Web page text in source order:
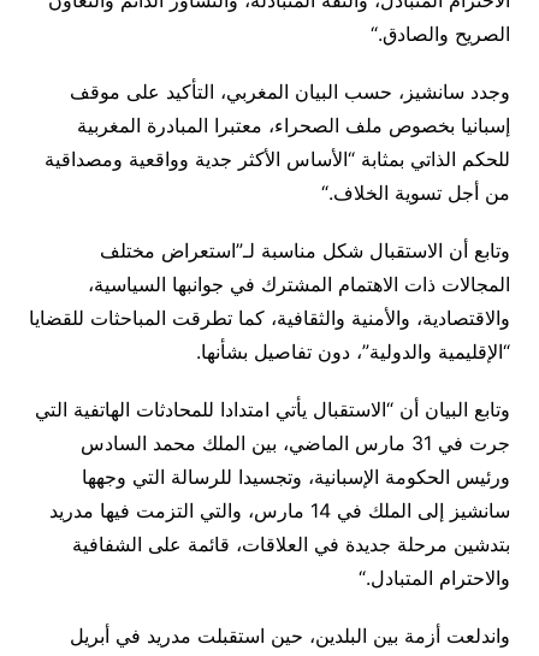
الصريح والصادق“.
وجدد سانشيز، حسب البيان المغربي، التأكيد على موقف
إسبانيا بخصوص ملف الصحراء، معتبرا المبادرة المغربية
للحكم الذاتي بمثابة “الأساس الأكثر جدية وواقعية ومصداقية
من أجل تسوية الخلاف“.
وتابع أن الاستقبال شكل مناسبة لـ”استعراض مختلف
المجالات ذات الاهتمام المشترك في جوانبها السياسية،
والاقتصادية، والأمنية والثقافية، كما تطرقت المباحثات للقضايا
“الإقليمية والدولية”، دون تفاصيل بشأنها.
وتابع البيان أن “الاستقبال يأتي امتدادا للمحادثات الهاتفية التي
جرت في 31 مارس الماضي، بين الملك محمد السادس
ورئيس الحكومة الإسبانية، وتجسيدا للرسالة التي وجهها
سانشيز إلى الملك في 14 مارس، والتي التزمت فيها مدريد
بتدشين مرحلة جديدة في العلاقات، قائمة على الشفافية
والاحترام المتبادل“.
واندلعت أزمة بين البلدين، حين استقبلت مدريد في أبريل